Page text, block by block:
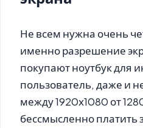
Не всем нужна очень
именно разрешение
покупают ноутбук для
пользователь, даже и
между 1920х1080 от
бессмысленно платить